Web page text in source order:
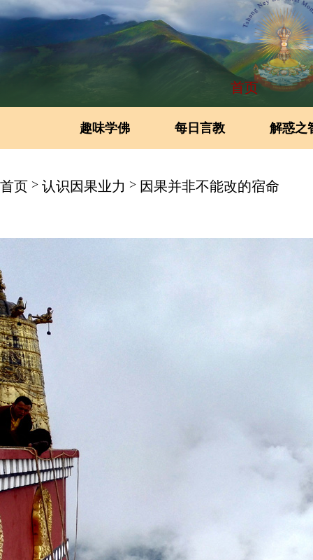
首页
趣味学佛 每日言教 解惑之
首页 > 认识因果业力 > 因果并非不能改的宿命